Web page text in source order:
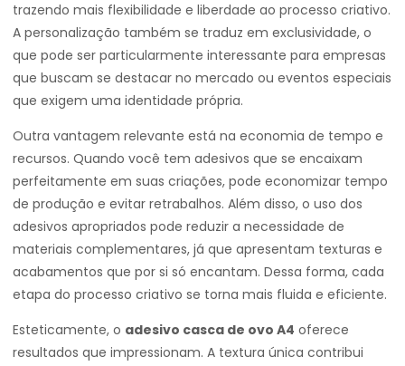
trazendo mais flexibilidade e liberdade ao processo criativo.
A personalização também se traduz em exclusividade, o
que pode ser particularmente interessante para empresas
que buscam se destacar no mercado ou eventos especiais
que exigem uma identidade própria.
Outra vantagem relevante está na economia de tempo e
recursos. Quando você tem adesivos que se encaixam
perfeitamente em suas criações, pode economizar tempo
de produção e evitar retrabalhos. Além disso, o uso dos
adesivos apropriados pode reduzir a necessidade de
materiais complementares, já que apresentam texturas e
acabamentos que por si só encantam. Dessa forma, cada
etapa do processo criativo se torna mais fluida e eficiente.
Esteticamente, o adesivo casca de ovo A4 oferece
resultados que impressionam. A textura única contribui